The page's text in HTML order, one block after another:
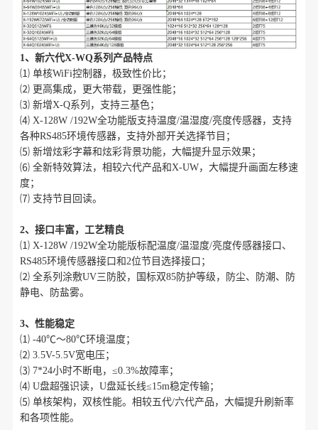
1、新六代X-WQ系列产品特点
⑴ 单核WiFi控制器，极致性价比；
⑵ 更高集成，更大带载，更强性能；
⑶ 新增X-Q系列，支持三基色；
⑷ X-128W /192W全功能版支持温度/温湿度/亮度传感器，支持
各种RS485环境传感器，支持外部开关选择节目；
⑸ 新增炫彩字幕和炫彩背景功能，大幅提升显示效果；
⑹ 全新特效算法，相较六代产品和X-UW，大幅提升画面左移速
度；
⑺ 支持节目回读。
2、接口丰富，工艺精良
⑴ X-128W /192W全功能版标配温度/温湿度/亮度传感器接口、
RS485环境传感器接口和2位节目选择接口；
⑵ 全系列涂敷UV三防胶，国标双85防护等级，防尘、防潮、防
静电、防盐雾。
3、性能稳定
⑴ -40℃～80℃环境温度；
⑵ 3.5V-5.5V宽电压；
⑶ 7*24小时不断电，≤0.3%故障率；
⑷ U盘超强识读，U盘延长线≤15m稳定传输；
⑸ 单核架构，双核性能。相较五代/六代产品，大幅提升刷新率
和各项性能。